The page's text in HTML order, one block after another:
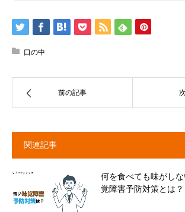
口の中
前の記事
関連記事
何を食べても味がし
覚障害予防対策とは？